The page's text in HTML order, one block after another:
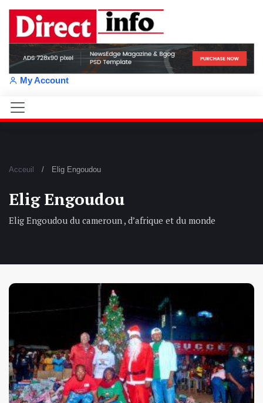
My Account
Acceuil Elig Engoudou
Elig Engoudou
Elig Engoudou du cameroun , d’afrique et du monde